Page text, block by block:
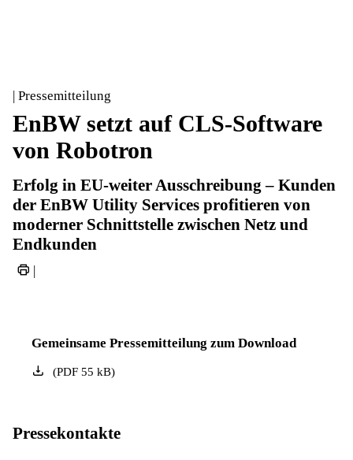
| Pressemitteilung
EnBW setzt auf CLS-Software
von Robotron
Erfolg in EU-weiter Ausschreibung – Kunden
der EnBW Utility Services profitieren von
moderner Schnittstelle zwischen Netz und
Endkunden
|
Gemeinsame Pressemitteilung zum Download
(PDF55 kB)
Pressekontakte